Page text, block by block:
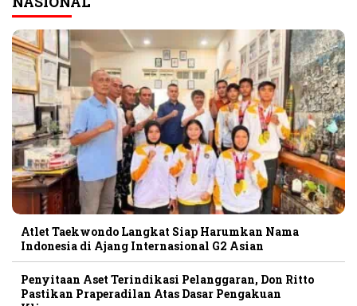
Atlet Taekwondo Langkat Siap Harumkan Nama
Indonesia di Ajang Internasional G2 Asian
Penyitaan Aset Terindikasi Pelanggaran, Don Ritto
Pastikan Praperadilan Atas Dasar Pengakuan